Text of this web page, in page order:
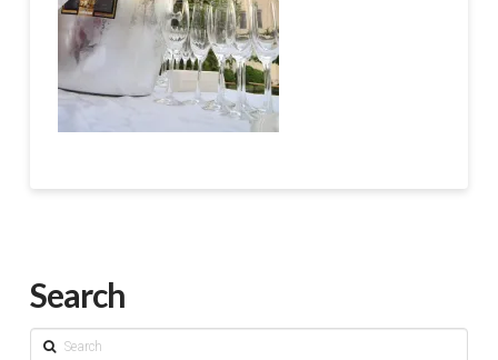
Search
Search